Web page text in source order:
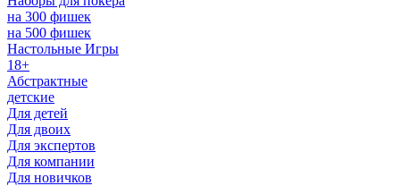
на 300 фишек
на 500 фишек
Настольные Игры
18+
Абстрактные
детские
Для детей
Для двоих
Для экспертов
Для компании
Для новичков